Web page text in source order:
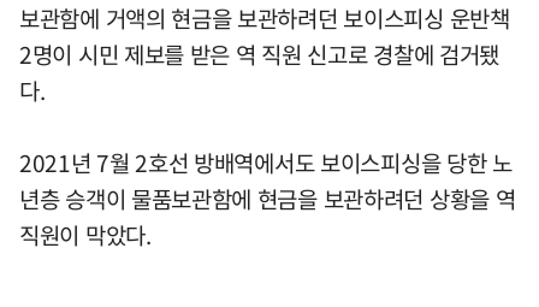
보관함에 거액의 현금을 보관하려던 보이스피싱 운반책
2명이 시민 제보를 받은 역 직원 신고로 경찰에 검거됐
다.
2021년 7월 2호선 방배역에서도 보이스피싱을 당한 노
년층 승객이 물품보관함에 현금을 보관하려던 상황을 역
직원이 막았다.